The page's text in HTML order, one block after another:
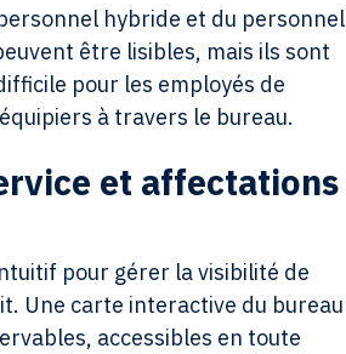
hybride et du personnel
être lisibles, mais ils sont
pour les employés de
à travers le bureau.
et affectations
pour gérer la visibilité de
Une carte interactive du bureau
accessibles en toute